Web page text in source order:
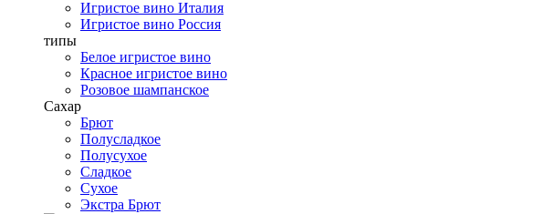
Игристое вино Италия
Игристое вино Россия
типы
Белое игристое вино
Красное игристое вино
Розовое шампанское
Сахар
Брют
Полусладкое
Полусухое
Сладкое
Сухое
Экстра Брют